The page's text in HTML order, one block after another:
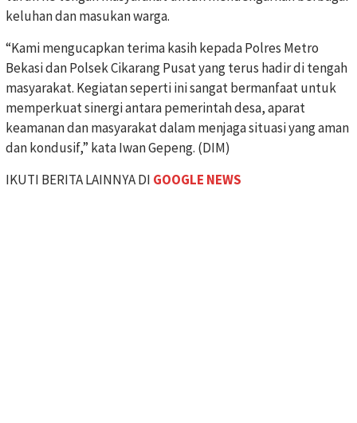
keluhan dan masukan warga.
“Kami mengucapkan terima kasih kepada Polres Metro
Bekasi dan Polsek Cikarang Pusat yang terus hadir di tengah
masyarakat. Kegiatan seperti ini sangat bermanfaat untuk
memperkuat sinergi antara pemerintah desa, aparat
keamanan dan masyarakat dalam menjaga situasi yang aman
dan kondusif,” kata Iwan Gepeng. (DIM)
IKUTI BERITA LAINNYA DI GOOGLE NEWS